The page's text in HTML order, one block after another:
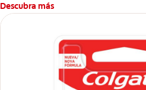
Descubra más